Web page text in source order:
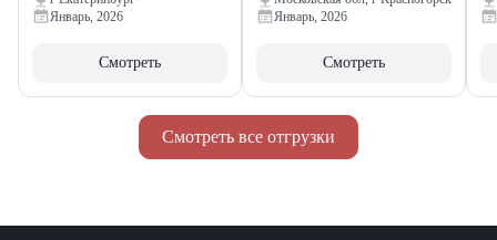
Смотреть все отгрузки
Январь, 2026
Смотреть
Январь, 2026
Смотреть